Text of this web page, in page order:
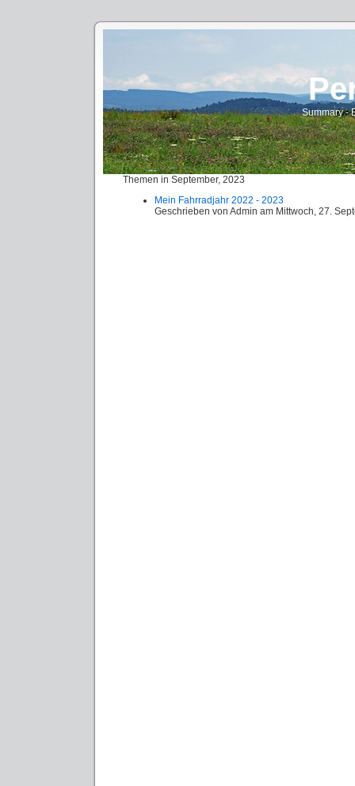
Summary -
Themen in September, 2023
Mein Fahrradjahr 2022 - 2023
Geschrieben von Admin am Mittwoch, 27.